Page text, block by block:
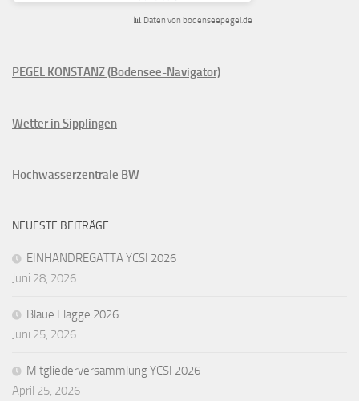
📊 Daten von bodenseepegel.de
PEGEL KONSTANZ (Bodensee-Navigator)
Wetter in Sipplingen
Hochwasserzentrale BW
NEUESTE BEITRÄGE
EINHANDREGATTA YCSI 2026
Juni 28, 2026
Blaue Flagge 2026
Juni 25, 2026
Mitgliederversammlung YCSI 2026
April 25, 2026